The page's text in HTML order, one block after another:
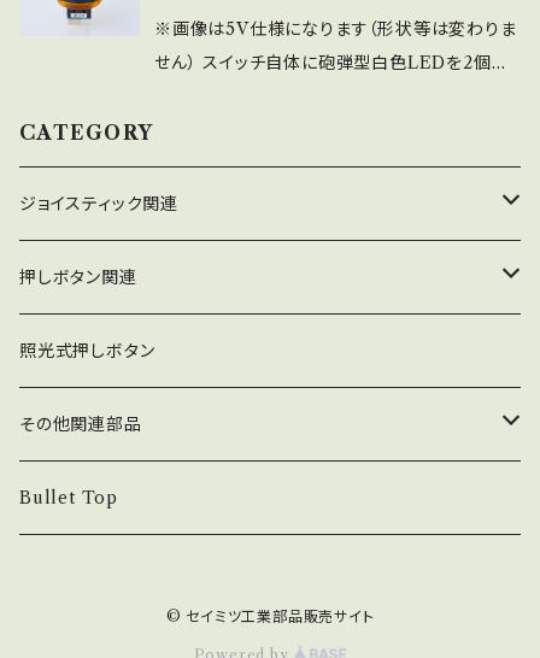
線）知識が必要となります。 ※使用スイッチは5
V：MM-PSU-5型 ※ネジ式ですので取付には
※画像は5V仕様になります（形状等は変わりま
せん） スイッチ自体に砲弾型白色LEDを2個装
プの淵を基準に鮮やかに光ります。 ※コネクタ
接続の為、ファストン端子で取付ける事ができま
為、電気（配線）知識が必要となります。 ※使用
CATEGORY
ジョイスティック関連
ジョイスティック本体
コネクタ接続型
ファストン端子型
ジョイスティック関連部品
レバーボール
単品部品（ジョイスティック）
NOBIモデル関連
押しボタン関連
押しボタン_30φ
30φ_ネジ式
30φ_差込式
押しボタン_24φ
24φ_ネジ式
単品部品（押しボタン）
照光式押しボタン
その他関連部品
電子部品
Bullet Top
© セイミツ工業部品販売サイト